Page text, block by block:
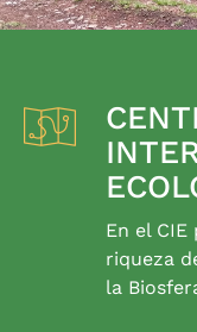
En el
riqueza
la